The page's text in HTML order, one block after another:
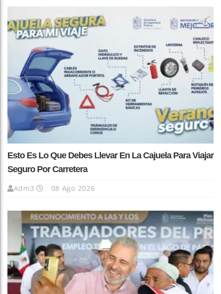
Esto Es Lo Que Debes Llevar En La Cajuela Para Viajar
Seguro Por Carretera
Adm3 08 Ago 2026